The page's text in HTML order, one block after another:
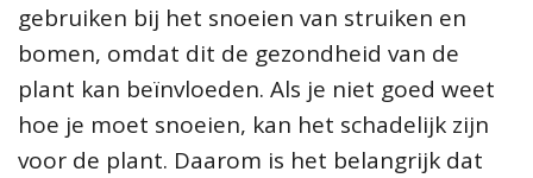
gebruiken bij het snoeien van struiken en
bomen, omdat dit de gezondheid van de
plant kan beïnvloeden. Als je niet goed weet
hoe je moet snoeien, kan het schadelijk zijn
voor de plant. Daarom is het belangrijk dat